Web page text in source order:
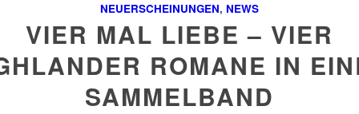
NEUERSCHEINUNGEN, NEWS
VIER MAL LIEBE – VIER
ROMANE IN
SAMMELBAND